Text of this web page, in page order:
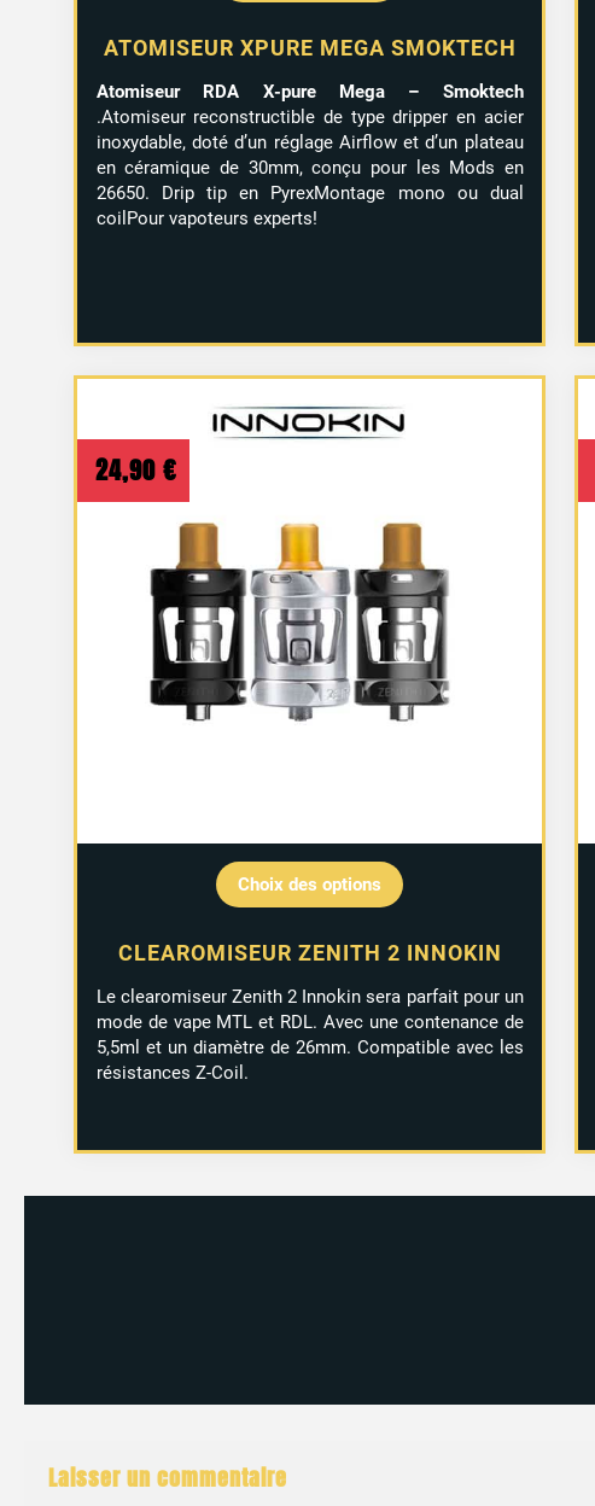
ATOMISEUR XPURE MEGA SMOKTECH
Atomiseur RDA X-pure Mega – Smoktech
.Atomiseur reconstructible de type dripper en acier
inoxydable, doté d’un réglage Airflow et d’un plateau
en céramique de 30mm, conçu pour les Mods en
26650. Drip tip en PyrexMontage mono ou dual
coilPour vapoteurs experts!
Choix des options
CLEAROMISEUR ZENITH 2 INNOKIN
24,90€
Le clearomiseur Zenith 2 Innokin sera parfait pour un
mode de vape MTL et RDL. Avec une contenance de
5,5ml et un diamètre de 26mm. Compatible avec les
résistances Z-Coil.
Laisser un commentaire